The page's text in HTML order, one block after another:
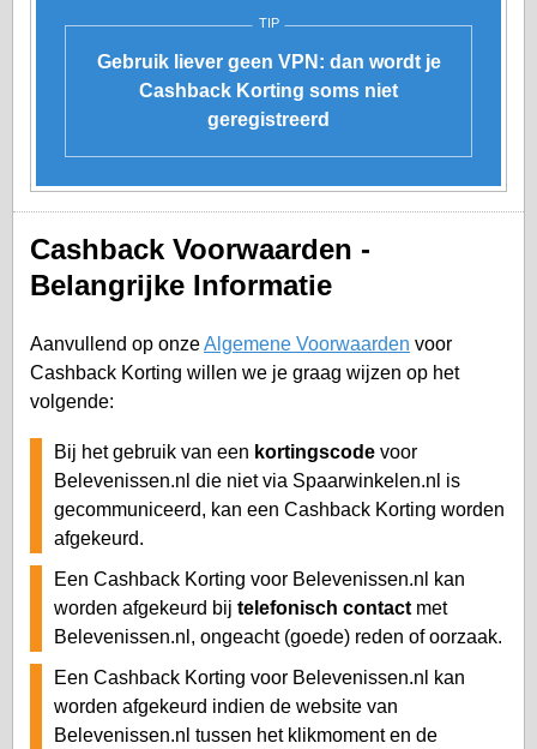
TIP
Gebruik liever geen VPN: dan wordt je
Cashback Korting soms niet
geregistreerd
Cashback Voorwaarden -
Belangrijke Informatie
Aanvullend op onzeAlgemene Voorwaarden voor
Cashback Korting willen we je graag wijzen op het
volgende:
Bij het gebruik van een kortingscode voor
Belevenissen.nl die niet via Spaarwinkelen.nl is
gecommuniceerd, kan een Cashback Korting worden
afgekeurd.
Een Cashback Korting voor Belevenissen.nl kan
worden afgekeurd bij telefonisch contact met
Belevenissen.nl, ongeacht (goede) reden of oorzaak.
Een Cashback Korting voor Belevenissen.nl kan
worden afgekeurd indien de website van
Belevenissen.nl tussen het klikmoment en de